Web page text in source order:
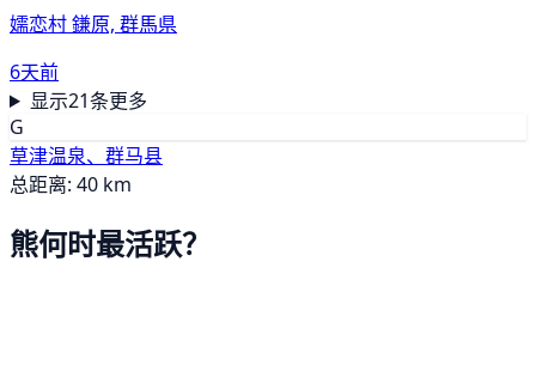
嬬恋村 鎌原, 群馬県
6天前
显示21条更多
G
草津温泉、群马县
总距离: 40 km
熊何时最活跃？